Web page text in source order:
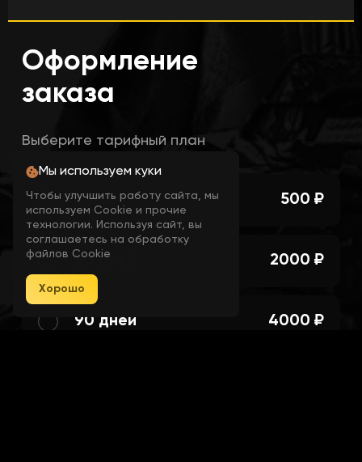
Show Friendly
Show Enemy
Show Bot / AI
Show Window
Оформление
заказа
Выберите тарифный план
3 дня 500 ₽
30 дней 2000 ₽
90 дней 4000 ₽
Мы используем куки
Чтобы улучшить работу сайта, мы
используем Cookie и прочие
технологии. Используя сайт, вы
соглашаетесь на обработку
файлов Cookie
Хорошо